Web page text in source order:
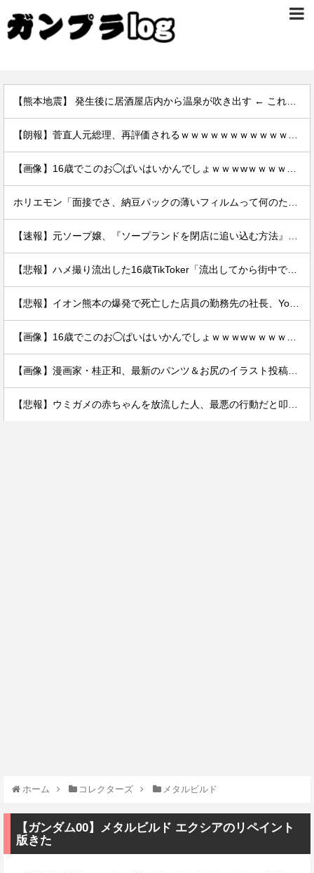
ホーム コレクターズ メタルビルド
【ガンダム00】メタルビルド エクシアのリペイント
版きた